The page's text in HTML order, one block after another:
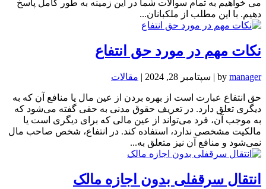
می خواهیم به تمام سوالات شما در این زمینه به طور کامل پاسخ
دهیم. با این مطلب از ملکبانان...
نکات مهم در مورد حق انتفاع
by manager
| سپتامبر 28, 2024 | مقالات
حق انتفاع عبارت است از بهره بردن از عین مال یا منافع آن که به
دیگری تعلق دارد. در تعریف حقوق مدنی به حقی گفته می‌شود که
به موجب آن، فرد می‌تواند از عین مالی که برای دیگری است یا
مالکیت مشخصی ندارد، استفاده کند. در انتفاع، شخص صاحب مال
نمی‌شود و منافع آن نیز متعلق به...
انتقال سرقفلی بدون اجازه مالک